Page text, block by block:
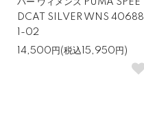
バー ウィメンズ PUMA SPEE
DCAT SILVER WNS 40688
1-02
14,500円(税込15,950円)